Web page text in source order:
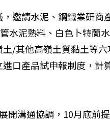
邀請水泥、鋼鐵業研商
水泥熟料、白色卜特蘭水
/其他高嶺土質黏土等六
口產品試申報制度，計
開溝通協調，10月底前